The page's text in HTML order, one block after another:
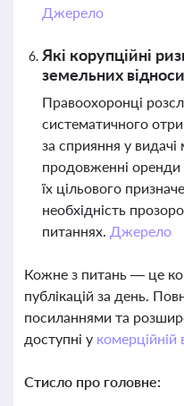
Джерело
Які корупційні
земельних
Правоохоронці
систематичного
за сприяння у видачі
продовженні оренди
їх цільового
необхідність
питаннях. Джерело
Кожне з питань — це
публікацій за день.
посиланнями та
доступні у комерційній
Стисло про головне: